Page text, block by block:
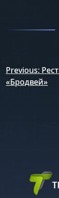
по
Previous:
«Бродвей»